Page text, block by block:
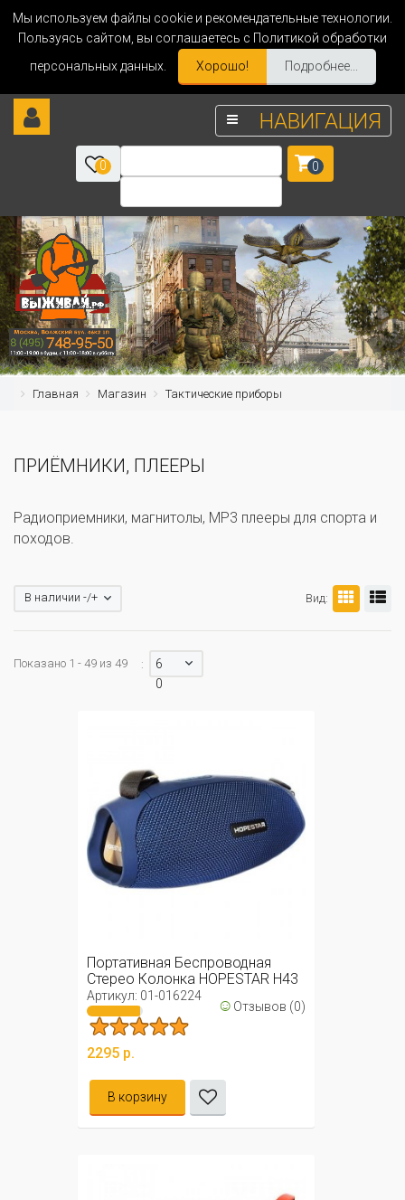
Мы используем файлы cookie и рекомендательные технологии.
Пользуясь сайтом, вы соглашаетесь с Политикой обработки
персональных данных.
Хорошо! Подробнее...
НАВИГАЦИЯ
0 0
Главная Магазин Тактические приборы
ПРИЁМНИКИ, ПЛЕЕРЫ
Радиоприемники, магнитолы, MP3 плееры для спорта и
походов.
Вид:
В наличии -/+
Показано 1 - 49 из 49 :
6
0
Портативная Беспроводная
Стерео Колонка HOPESTAR H43
Артикул: 01-016224 ☺ Отзывов (0)
2295 р.
В корзину